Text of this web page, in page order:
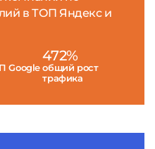
в ТОП Яндекс и
Google
472%
общий рост
трафика